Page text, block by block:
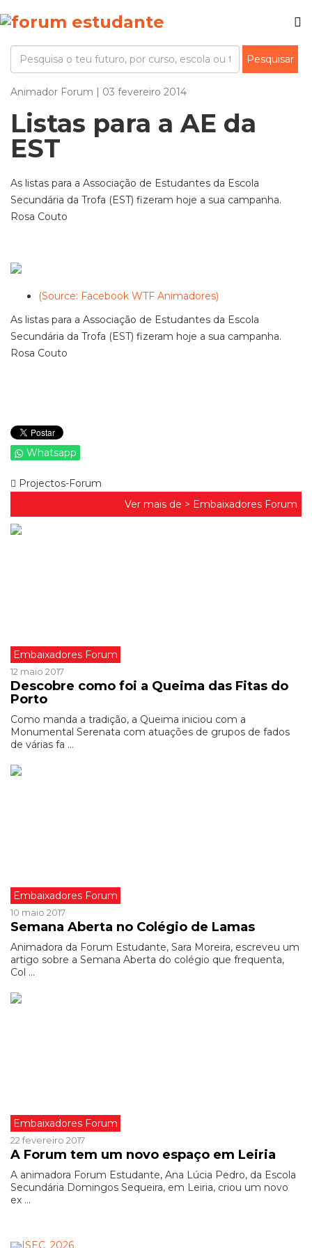
Animador Forum | 03 fevereiro 2014
Listas para a AE da
EST
As listas para a Associação de Estudantes da Escola
Secundária da Trofa (EST) fizeram hoje a sua campanha.
Rosa Couto
(Source: Facebook WTF Animadores)
As listas para a Associação de Estudantes da Escola
Secundária da Trofa (EST) fizeram hoje a sua campanha.
Rosa Couto
Whatsapp
Projectos-Forum
Ver mais de > Embaixadores Forum
Embaixadores Forum
12 maio 2017
Descobre como foi a Queima das Fitas do
Porto
Como manda a tradição, a Queima iniciou com a
Monumental Serenata com atuações de grupos de fados
de várias fa ...
Embaixadores Forum
10 maio 2017
Semana Aberta no Colégio de Lamas
Animadora da Forum Estudante, Sara Moreira, escreveu um
artigo sobre a Semana Aberta do colégio que frequenta,
Col ...
Embaixadores Forum
22 fevereiro 2017
A Forum tem um novo espaço em Leiria
A animadora Forum Estudante, Ana Lúcia Pedro, da Escola
Secundária Domingos Sequeira, em Leiria, criou um novo
ex ...